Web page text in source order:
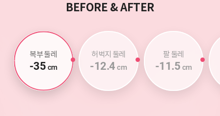
BEFORE & AFTER
복부 둘레
-35 cm
허벅지 둘레
-12.4 cm
팔 둘레
-11.5 cm